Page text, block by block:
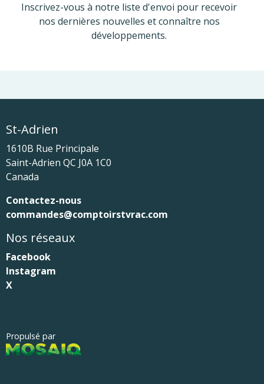
Inscrivez-vous à notre liste d'envoi pour recevoir
nos dernières nouvelles et connaître nos
développements.
St-Adrien
1610B Rue Principale
Saint-Adrien QC J0A 1C0
Canada
Contactez-nous
commandes@comptoirstvrac.com
Nos réseaux
Facebook
Instagram
X
Propulsé par